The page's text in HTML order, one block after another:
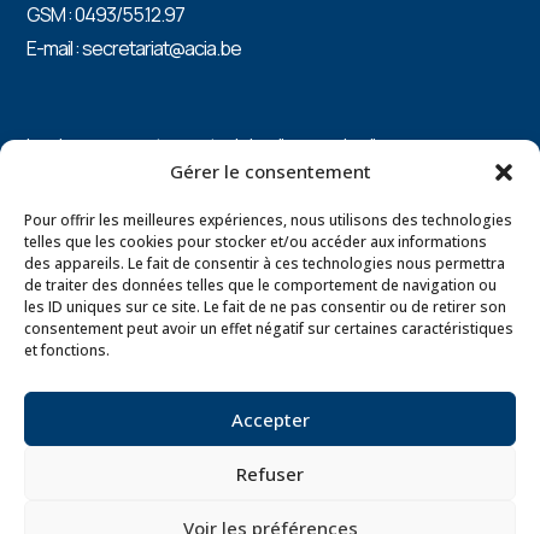
Gérer le consentement
Pour offrir les meilleures expériences, nous utilisons des technologies
telles que les cookies pour stocker et/ou accéder aux informations
des appareils. Le fait de consentir à ces technologies nous permettra
de traiter des données telles que le comportement de navigation ou
les ID uniques sur ce site. Le fait de ne pas consentir ou de retirer son
consentement peut avoir un effet négatif sur certaines caractéristiques
et fonctions.
Accepter
Refuser
Voir les préférences
GSM : 0493/55.12.97
E-mail : secretariat@acia.be
Les bureaux sont ouverts du lundi au vendredi
de 8h à 12h30 sur rendez-vous.
PRÉSIDENTE : Catherine ARNOLD 0496/87.82.15
Mentions légales